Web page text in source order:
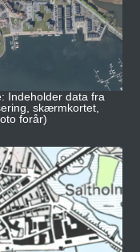
Indeholder data fra
skærmkortet,
forår)